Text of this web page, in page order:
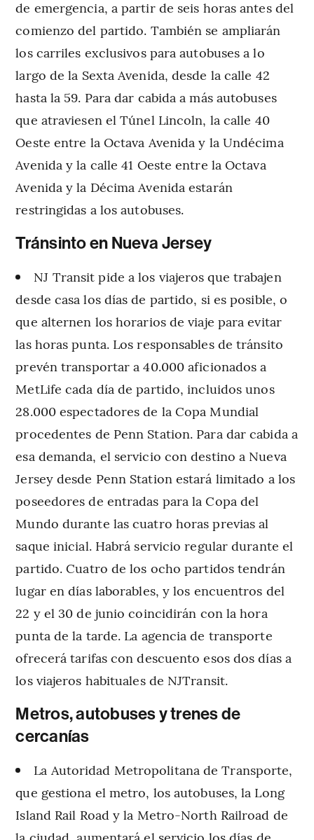
de emergencia, a partir de seis horas antes del
comienzo del partido. También se ampliarán
los carriles exclusivos para autobuses a lo
largo de la Sexta Avenida, desde la calle 42
hasta la 59. Para dar cabida a más autobuses
que atraviesen el Túnel Lincoln, la calle 40
Oeste entre la Octava Avenida y la Undécima
Avenida y la calle 41 Oeste entre la Octava
Avenida y la Décima Avenida estarán
restringidas a los autobuses.
Tránsinto en Nueva Jersey
NJ Transit pide a los viajeros que trabajen
desde casa los días de partido, si es posible, o
que alternen los horarios de viaje para evitar
las horas punta. Los responsables de tránsito
prevén transportar a 40.000 aficionados a
MetLife cada día de partido, incluidos unos
28.000 espectadores de la Copa Mundial
procedentes de Penn Station. Para dar cabida a
esa demanda, el servicio con destino a Nueva
Jersey desde Penn Station estará limitado a los
poseedores de entradas para la Copa del
Mundo durante las cuatro horas previas al
saque inicial. Habrá servicio regular durante el
partido. Cuatro de los ocho partidos tendrán
lugar en días laborables, y los encuentros del
22 y el 30 de junio coincidirán con la hora
punta de la tarde. La agencia de transporte
ofrecerá tarifas con descuento esos dos días a
los viajeros habituales de NJTransit.
Metros, autobuses y trenes de
cercanías
La Autoridad Metropolitana de Transporte,
que gestiona el metro, los autobuses, la Long
Island Rail Road y la Metro-North Railroad de